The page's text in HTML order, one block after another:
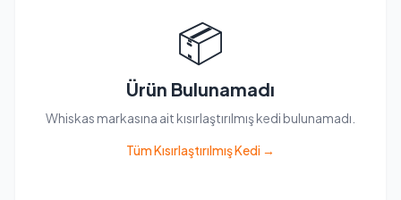
📦
Ürün Bulunamadı
Whiskas markasına ait kısırlaştırılmış kedi bulunamadı.
Tüm Kısırlaştırılmış Kedi →